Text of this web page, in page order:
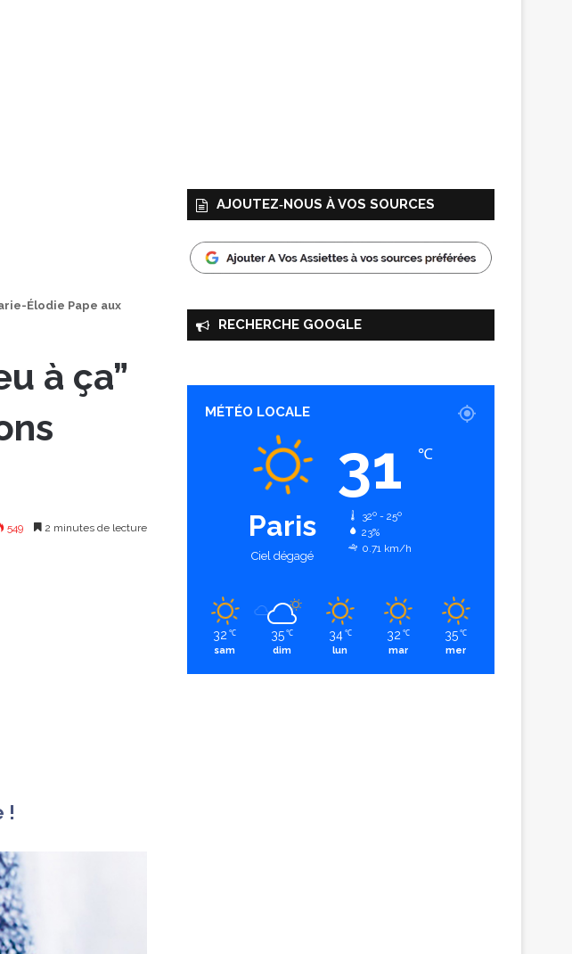
Élodie Pape aux
à ça”
549 2 minutes de lecture
!
AJOUTEZ‑NOUS À VOS SOURCES
RECHERCHE GOOGLE
MÉTÉO LOCALE
Paris
Ciel dégagé
31 ℃
32º - 25º
23%
0.71 km/h
32 ℃
sam
35 ℃
dim
34 ℃
lun
32 ℃
mar
35 ℃
mer